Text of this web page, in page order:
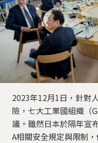
2023年12月1日，針對
險，七大工業國組織（
議。雖然日本於隔年宣
A相關安全規定與限制